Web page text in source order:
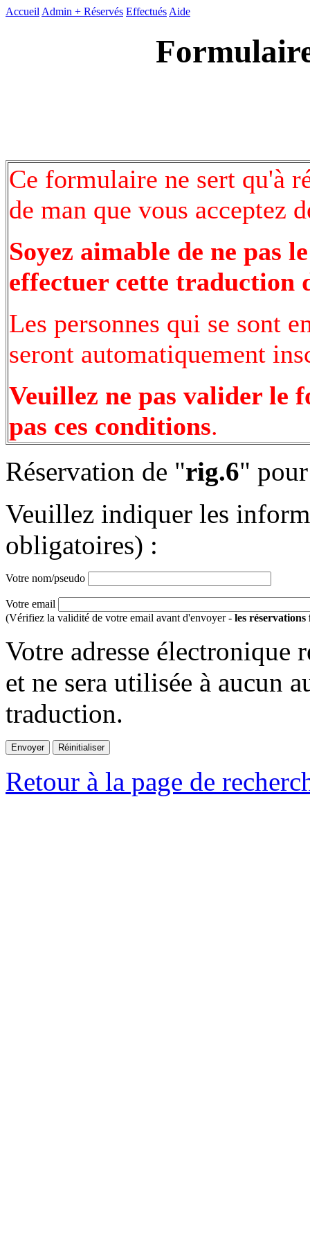
Accueil Admin + Réservés Effectués Aide
Ce formulaire ne sert qu'à
de man que vous acceptez
Soyez aimable de ne pas
effectuer cette traduction
Les personnes qui se sont
seront automatiquement
Veuillez ne pas valider le
pas ces conditions.
Réservation de "rig.6"
Veuillez indiquer les
obligatoires) :
Votre nom/pseudo
Votre email
(Vérifiez la validité de votre email avant d'envoyer - les réservations
Votre adresse électronique
et ne sera utilisée à aucun
traduction.
Retour à la page de